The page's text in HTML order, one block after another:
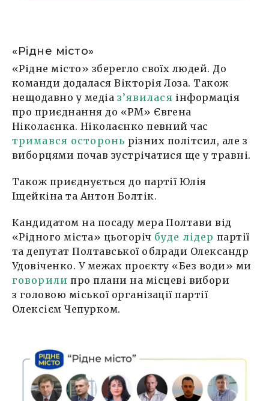
«Рідне місто»
«Рідне місто» зберегло своїх людей. До
команди додалася Вікторія Лоза. Також
нещодавно у медіа з’явилася інформація
про приєднання до «РМ» Євгена
Ніколаєнка. Ніколаєнко певний час
тримався осторонь різних політсил, але з
виборцями почав зустрічатися ще у травні.
Також приєднується до партії Юлія
Іщейкіна та Антон Болтік.
Кандидатом на посаду мера Полтави від
«Рідного міста» цьогоріч буде лідер партії
та депутат Полтавської облради Олександр
Удовіченко. У межах проєкту «Без води» ми
говорили про плани на місцеві вибори
з головою міської організації партії
Олексієм Чепурком.